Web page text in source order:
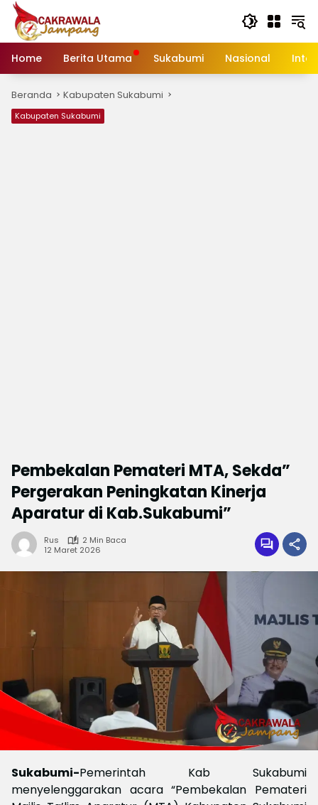
Langsung
konten
Home
Berita Utama Sukabumi Nasional
Beranda Kabupaten Sukabumi
Kabupaten Sukabumi
Pembekalan Pemateri MTA, Sekda”
Pergerakan Peningkatan Kinerja
Aparatur di Kab.Sukabumi”
Rus
2 Min Baca
12 Maret 2026
Sukabumi-Pemerintah Kab Sukabumi
menyelenggarakan acara “Pembekalan Pemateri